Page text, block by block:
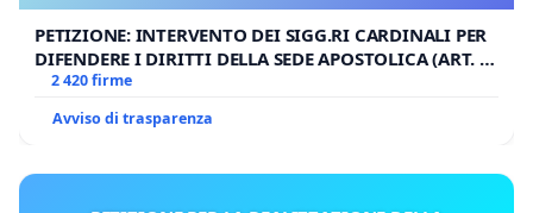
PETIZIONE: INTERVENTO DEI SIGG.RI CARDINALI PER
DIFENDERE I DIRITTI DELLA SEDE APOSTOLICA (ART. 3
UDG)
2 420 firme
Avviso di trasparenza